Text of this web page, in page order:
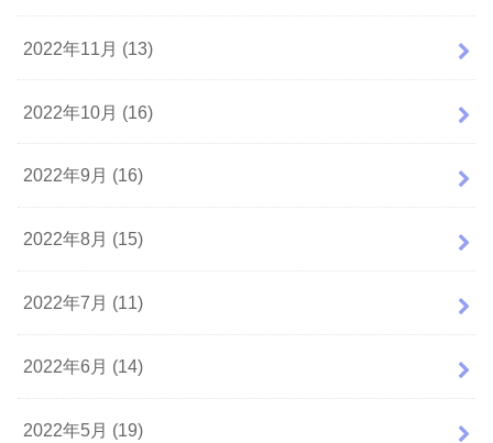
2022年11月 (13)
2022年10月 (16)
2022年9月 (16)
2022年8月 (15)
2022年7月 (11)
2022年6月 (14)
2022年5月 (19)